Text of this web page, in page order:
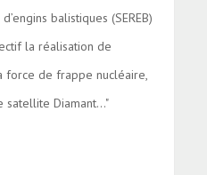
balistiques (SEREB)
la réalisation de
force de frappe nucléaire,
satellite Diamant…"